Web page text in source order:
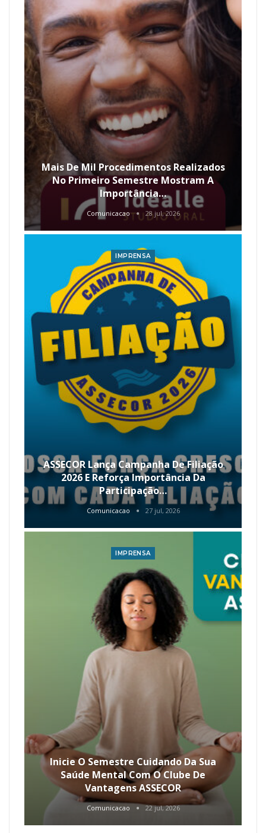
Mais De Mil Procedimentos Realizados
No Primeiro Semestre Mostram A
Importância…
Comunicacao 28 jul, 2026
IMPRENSA
ASSECOR Lança Campanha De Filiação
2026 E Reforça Importância Da
Participação…
Comunicacao 27 jul, 2026
IMPRENSA
Inicie O Semestre Cuidando Da Sua
Saúde Mental Com O Clube De
Vantagens ASSECOR
Comunicacao 22 jul, 2026